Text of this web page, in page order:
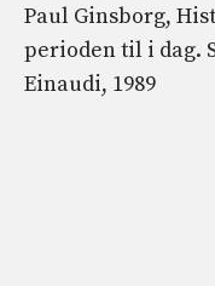
Paul Ginsborg,
perioden til i dag.
Einaudi, 1989